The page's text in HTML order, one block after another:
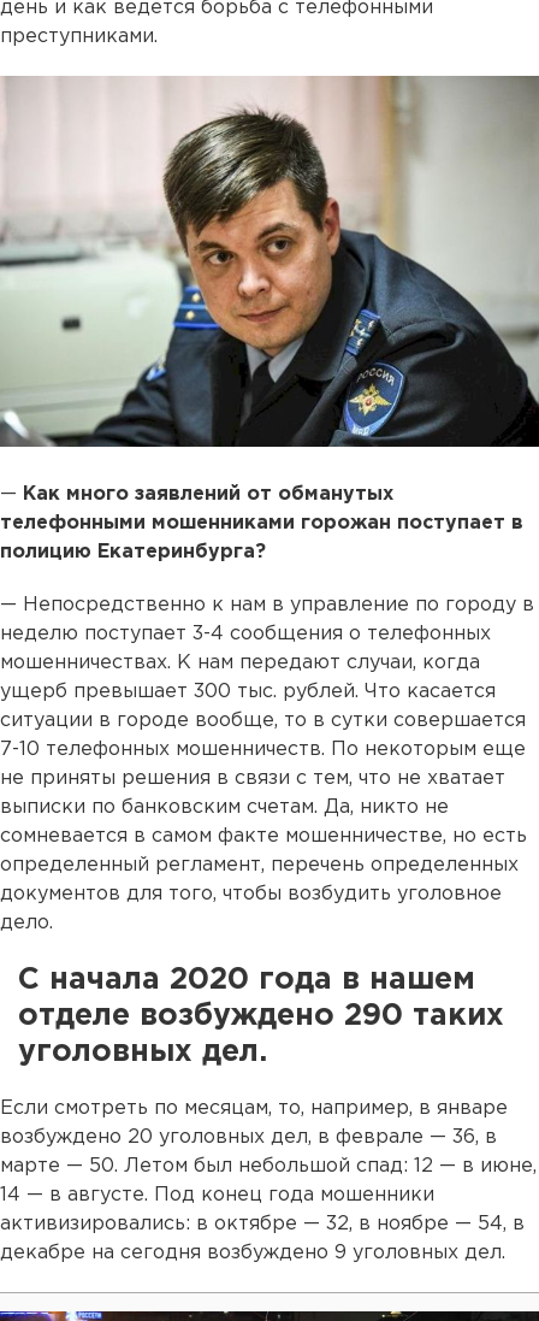
день и как ведется борьба с телефонными
преступниками.
— Как много заявлений от обманутых
телефонными мошенниками горожан поступает в
полицию Екатеринбурга?
— Непосредственно к нам в управление по городу в
неделю поступает 3-4 сообщения о телефонных
мошенничествах. К нам передают случаи, когда
ущерб превышает 300 тыс. рублей. Что касается
ситуации в городе вообще, то в сутки совершается
7-10 телефонных мошенничеств. По некоторым еще
не приняты решения в связи с тем, что не хватает
выписки по банковским счетам. Да, никто не
сомневается в самом факте мошенничестве, но есть
определенный регламент, перечень определенных
документов для того, чтобы возбудить уголовное
дело.
С начала 2020 года в нашем
отделе возбуждено 290 таких
уголовных дел.
Если смотреть по месяцам, то, например, в январе
возбуждено 20 уголовных дел, в феврале — 36, в
марте — 50. Летом был небольшой спад: 12 — в июне,
14 — в августе. Под конец года мошенники
активизировались: в октябре — 32, в ноябре — 54, в
декабре на сегодня возбуждено 9 уголовных дел.